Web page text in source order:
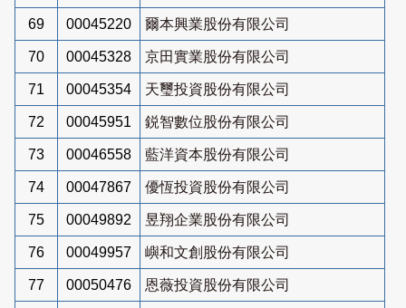
69 00045220 爾本興業股份有限公司
70 00045328 京田實業股份有限公司
71 00045354 天璽投資股份有限公司
72 00045951 鋭智數位股份有限公司
73 00046558 藍洋資本股份有限公司
74 00047867 優恆投資股份有限公司
75 00049892 昱翔企業股份有限公司
76 00049957 嶼和文創股份有限公司
77 00050476 恩薇投資股份有限公司